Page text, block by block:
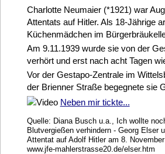
Charlotte Neumaier (*1921) war
Attentats auf Hitler. Als 18-Jährige
Küchenmädchen im
Am 9.11.1939 wurde sie von der
verhört und erst nach acht Tagen
Vor der Gestapo-Zentrale im
der Brienner Straße begegnete sie
Neben mir tickte...
Quelle: Diana Busch u.a., Ich wollte
Blutvergießen verhindern - Georg Elser
Attentat auf Adolf Hitler am 8.
www.jfe-mahlerstrasse20.de/elser.htm